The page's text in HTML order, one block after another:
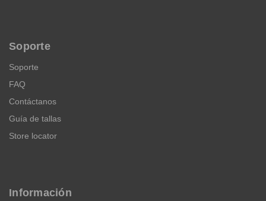
Soporte
Soporte
FAQ
Contáctanos
Guía de tallas
Store locator
Información